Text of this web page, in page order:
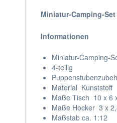
Miniatur-Camping-
Informationen
Miniatur-Camping-
4-teilig
Material Kunststoff
Maße Tisch 10 x 6
Maße Hocker 3 x
Maßstab ca. 1:12